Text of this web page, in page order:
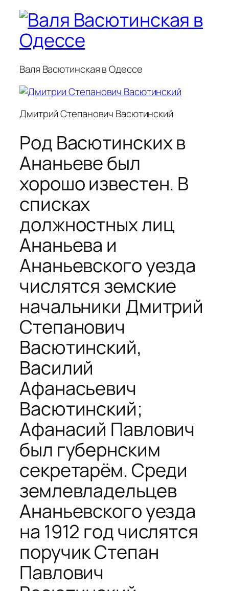
Валя Васютинская в Одессе
Дмитрий Степанович Васютинский
Род Васютинских в
Ананьеве был
хорошо известен. В
списках
должностных лиц
Ананьева и
Ананьевского уезда
числятся земские
начальники Дмитрий
Степанович
Васютинский,
Василий
Афанасьевич
Васютинский;
Афанасий Павлович
был губернским
секретарём. Среди
землевладельцев
Ананьевского уезда
на 1912 год числятся
поручик Степан
Павлович